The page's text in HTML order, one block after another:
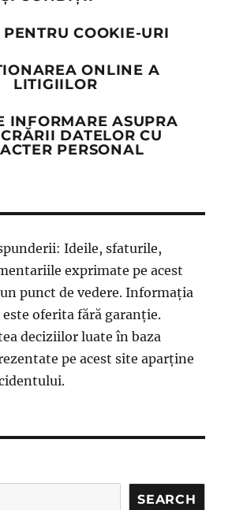
COOKIE-URI
ONLINE A
LITIGIILOR
INFORMARE ASUPRA
DATELOR CU
PERSONAL
Ideile, sfaturile,
exprimate pe acest
punct de vedere. Informația
este oferita fără garanție.
deciziilor luate în baza
pe acest site aparține
SEARCH